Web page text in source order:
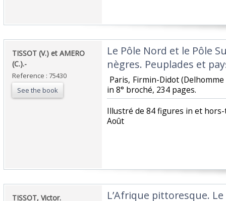
‎TISSOT (V.) et AMERO
(C.).-‎
Reference : 75430
See the book
‎Le Pôle Nord et le Pôle
nègres. Peuplades et
Paris, Firmin-Didot
in 8° broché, 234 pages. ‎
‎Illustré de 84 figures in et
Août‎
‎TISSOT, Victor.‎ ‎L’Afrique pittoresque.